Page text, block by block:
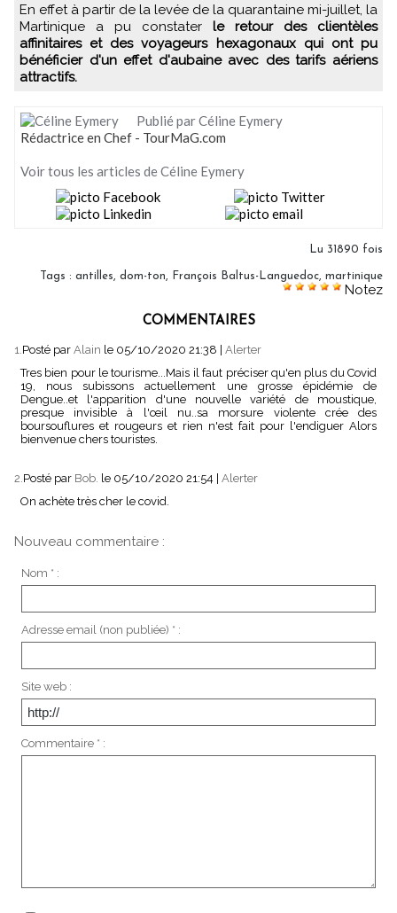
En effet à partir de la levée de la quarantaine mi-juillet, la
Martinique a pu constater le retour des clientèles
affinitaires et des voyageurs hexagonaux qui ont pu
bénéficier d'un effet d'aubaine avec des tarifs aériens
attractifs.
Publié par Céline Eymery
Rédactrice en Chef - TourMaG.com
Voir tous les articles de Céline Eymery
Lu 31890 fois
Tags : antilles dom-ton François Baltus-Languedoc martinique
Notez
COMMENTAIRES
1. Posté par Alain le 05/10/2020 21:38 | Alerter
Tres bien pour le tourisme...Mais il faut préciser qu'en plus du Covid
19, nous subissons actuellement une grosse épidémie de
Dengue..et l'apparition d'une nouvelle variété de moustique,
presque invisible à l'œil nu..sa morsure violente crée des
boursouflures et rougeurs et rien n'est fait pour l'endiguer Alors
bienvenue chers touristes.
2. Posté par Bob. le 05/10/2020 21:54 | Alerter
On achète très cher le covid.
Nouveau commentaire :
Nom * :
Adresse email (non publiée) * :
Site web :
Commentaire * :